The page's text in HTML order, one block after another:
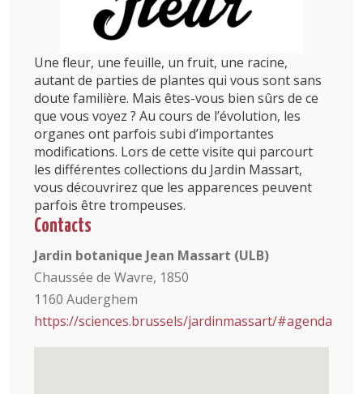
Une fleur, une feuille, un fruit, une racine,
autant de parties de plantes qui vous sont sans
doute familière. Mais êtes-vous bien sûrs de ce
que vous voyez ? Au cours de l’évolution, les
organes ont parfois subi d’importantes
modifications. Lors de cette visite qui parcourt
les différentes collections du Jardin Massart,
vous découvrirez que les apparences peuvent
parfois être trompeuses.
Contacts
Jardin botanique Jean Massart (ULB)
Chaussée de Wavre, 1850
1160 Auderghem
https://sciences.brussels/jardinmassart/#agenda